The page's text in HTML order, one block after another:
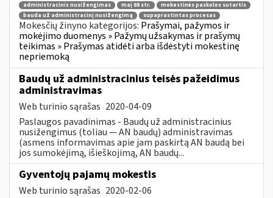
administracinis nusižengimas
maį 88 str.
mokestinės paskolos sutartis
bauda už administracinį nusižengimą
supaprastintas procesas
Mokesčių žinyno kategorijos: Prašymai, pažymos ir
mokėjimo duomenys » Pažymų užsakymas ir prašymų
teikimas » Prašymas atidėti arba išdėstyti mokestinę
nepriemoką
Baudų už administracinius teisės pažeidimus
administravimas
Web turinio sąrašas 2020-04-09
Paslaugos pavadinimas - Baudų už administracinius
nusižengimus (toliau — AN baudų) administravimas
(asmens informavimas apie jam paskirtą AN baudą bei
jos sumokėjimą, išieškojimą, AN baudų...
Gyventojų pajamų mokestis
Web turinio sąrašas 2020-02-06